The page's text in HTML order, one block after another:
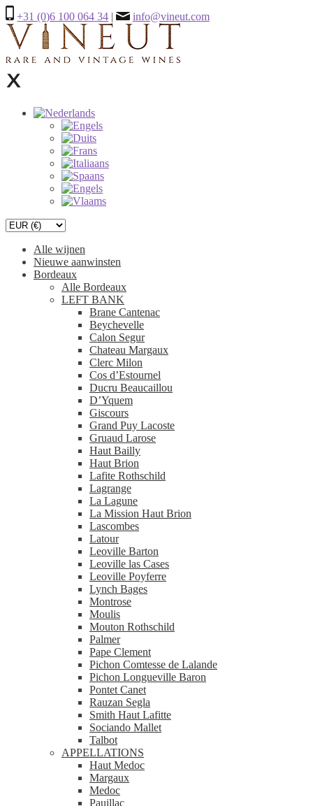
+31 (0)6 100 064 34 | info@vineut.com
Alle wijnen
Nieuwe aanwinsten
Bordeaux
Alle Bordeaux
LEFT BANK
Brane Cantenac
Beychevelle
Calon Segur
Chateau Margaux
Clerc Milon
Cos d’Estournel
Ducru Beaucaillou
D’Yquem
Giscours
Grand Puy Lacoste
Gruaud Larose
Haut Bailly
Haut Brion
Lafite Rothschild
Lagrange
La Lagune
La Mission Haut Brion
Lascombes
Latour
Leoville Barton
Leoville las Cases
Leoville Poyferre
Lynch Bages
Montrose
Moulis
Mouton Rothschild
Palmer
Pape Clement
Pichon Comtesse de Lalande
Pichon Longueville Baron
Pontet Canet
Rauzan Segla
Smith Haut Lafitte
Sociando Mallet
Talbot
APPELLATIONS
Haut Medoc
Margaux
Medoc
Pauillac